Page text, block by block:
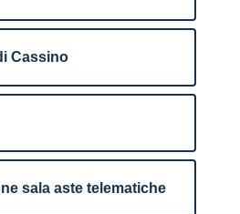
Cassino
sala aste telematiche